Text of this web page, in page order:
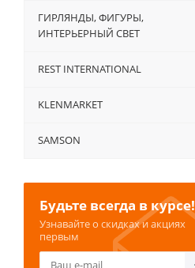
ГИРЛЯНДЫ, ФИГУРЫ,
ИНТЕРЬЕРНЫЙ СВЕТ
REST INTERNATIONAL
KLENMARKET
SAMSON
Будьте всегда в курсе!
Узнавайте о скидках и акциях
первым